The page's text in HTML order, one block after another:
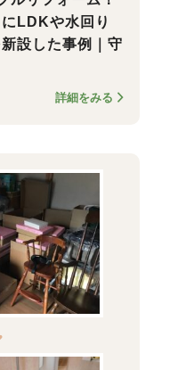
LDKや水回り
設した事例｜守
詳細をみる